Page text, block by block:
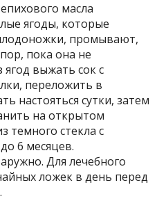
масла
ягоды, которые
промывают,
пока она не
ягод выжать сок с
переложить в
настояться сутки, затем
на открытом
темного стекла с
6 месяцев.
Для лечебного
ложек в день перед